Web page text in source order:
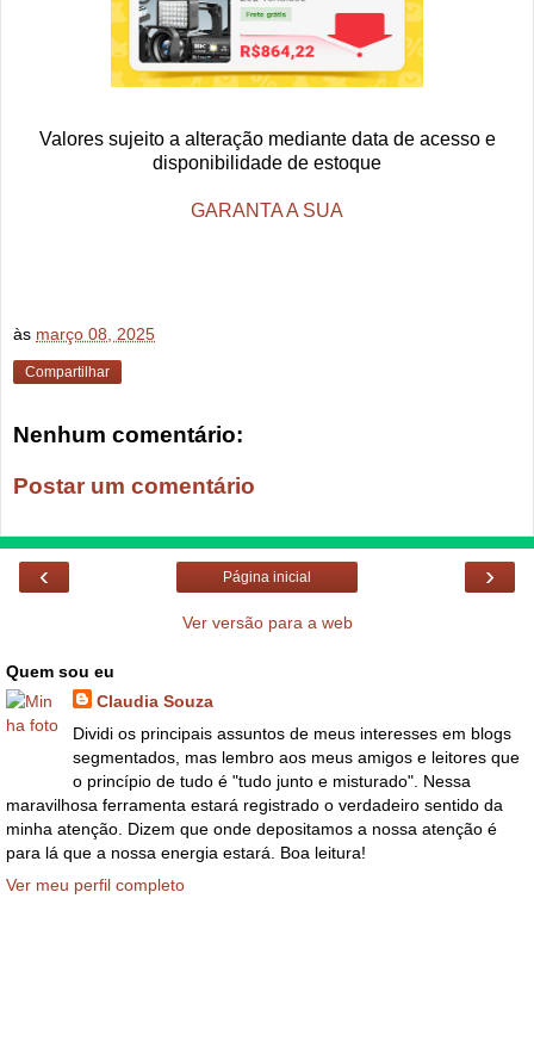
Valores sujeito a alteração mediante data de acesso e
disponibilidade de estoque
GARANTA A SUA
às março 08, 2025
Compartilhar
Nenhum comentário:
Postar um comentário
‹ ›
Página inicial
Ver versão para a web
Quem sou eu
Claudia Souza
Dividi os principais assuntos de meus interesses em blogs
segmentados, mas lembro aos meus amigos e leitores que
o princípio de tudo é "tudo junto e misturado". Nessa
maravilhosa ferramenta estará registrado o verdadeiro sentido da
minha atenção. Dizem que onde depositamos a nossa atenção é
para lá que a nossa energia estará. Boa leitura!
Ver meu perfil completo